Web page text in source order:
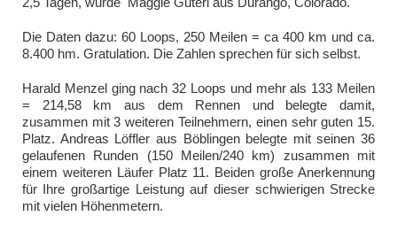
Die Daten dazu: 60 Loops, 250 Meilen = ca 400 km und ca.
8.400 hm. Gratulation. Die Zahlen sprechen für sich selbst.
Harald Menzel ging nach 32 Loops und mehr als 133 Meilen
= 214,58 km aus dem Rennen und belegte damit,
zusammen mit 3 weiteren Teilnehmern, einen sehr guten 15.
Platz. Andreas Löffler aus Böblingen belegte mit seinen 36
gelaufenen Runden (150 Meilen/240 km) zusammen mit
einem weiteren Läufer Platz 11. Beiden große Anerkennung
für Ihre großartige Leistung auf dieser schwierigen Strecke
mit vielen Höhenmetern.